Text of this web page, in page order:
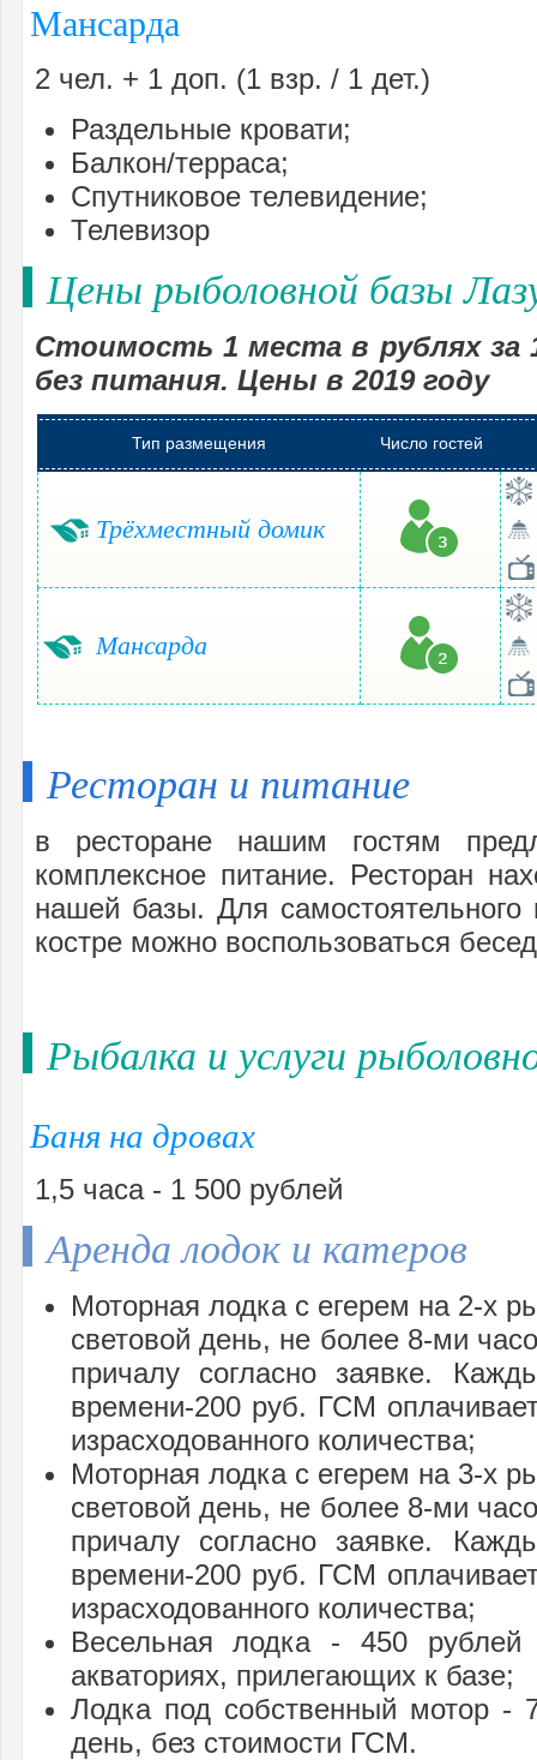
Мансарда
2 чел. + 1 доп. (1 взр. / 1 дет.)
Раздельные кровати;
Балкон/терраса;
Спутниковое телевидение;
Телевизор
Цены рыболовной базы
Стоимость 1 места в рублях за
без питания. Цены в 2019 году
Тип размещения Число гостей
Трёхместный домик
Мансарда
Ресторан и питание
в ресторане нашим гостям
комплексное питание. Ресторан
нашей базы. Для самостоятельного
костре можно воспользоваться
Рыбалка и услуги
Баня на дровах
1,5 часа - 1 500 рублей
Аренда лодок и катеров
Моторная лодка с егерем на 2-х
световой день, не более 8-ми
причалу согласно заявке.
времени-200 руб. ГСМ
израсходованного количества;
Моторная лодка с егерем на 3-х
световой день, не более 8-ми
причалу согласно заявке.
времени-200 руб. ГСМ
израсходованного количества;
Весельная лодка - 450
акваториях, прилегающих к базе;
Лодка под собственный мотор -
день, без стоимости ГСМ.